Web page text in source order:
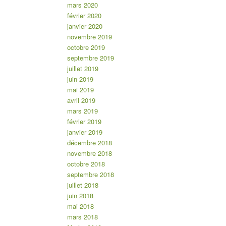
mars 2020
février 2020
janvier 2020
novembre 2019
octobre 2019
septembre 2019
juillet 2019
juin 2019
mai 2019
avril 2019
mars 2019
février 2019
janvier 2019
décembre 2018
novembre 2018
octobre 2018
septembre 2018
juillet 2018
juin 2018
mai 2018
mars 2018